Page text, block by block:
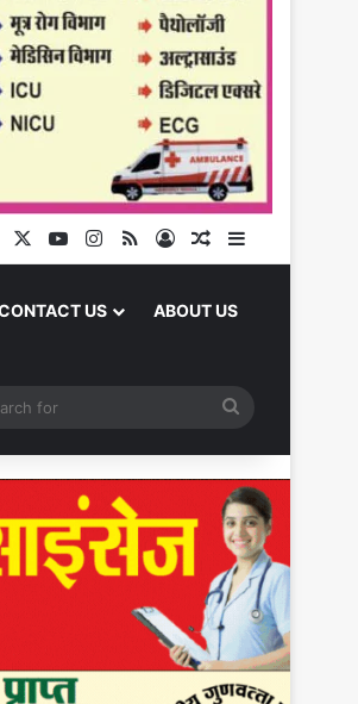
Facebook YouTubeInstagram
RSS Log InRandom Article
US ABOUT US
skin